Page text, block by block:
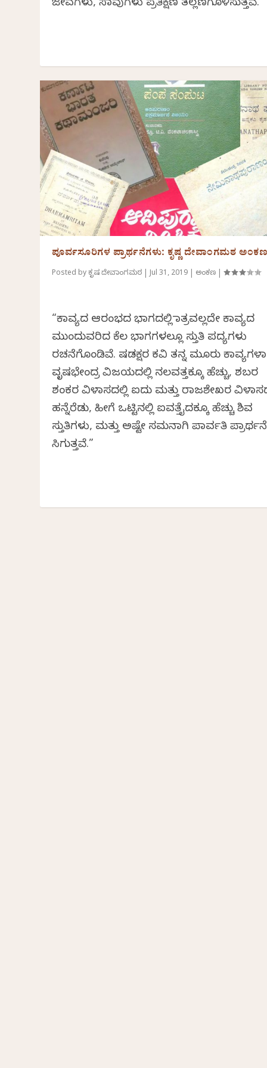
ಜೀವಗಳು, ಸಾವುಗಳು ಪ್ರತಿಕ್ಷಣ ತಲ್ಲಣಗೊಳಿಸುತ್ತವೆ.”
ಪೂರ್ವಸೂರಿಗಳ ಪ್ರಾರ್ಥನೆಗಳು: ಕೃಷ್ಣ ದೇವಾಂಗಮಠ
Posted byಕೃಷ್ಣ ದೇವಾಂಗಮಠ |Jul 31, 2019 ಅಂಕಣ |
“ಕಾವ್ಯದ ಆರಂಭದ ಭಾಗದಲ್ಲಿ ಮಾತ್ರವಲ್ಲದೇ ಕಾವ್ಯದ
ಮುಂದುವರಿದ ಕೆಲ ಭಾಗಗಳಲ್ಲೂ ಸ್ತುತಿ ಪದ್ಯಗಳು
ರಚನೆಗೊಂಡಿವೆ. ಷಡಕ್ಷರ ಕವಿ ತನ್ನ ಮೂರು
ವೃಷಭೇಂದ್ರ ವಿಜಯದಲ್ಲಿ ನಲವತ್ತಕ್ಕೂ ಹೆಚ್ಚು, ಶಬರ
ಶಂಕರ ವಿಳಾಸದಲ್ಲಿ ಐದು ಮತ್ತು ರಾಜಶೇಖರ
ಹನ್ನೆರೆಡು, ಹೀಗೆ ಒಟ್ಟಿನಲ್ಲಿ ಐವತ್ತೈದಕ್ಕೂ ಹೆಚ್ಚು ಶಿವ
ಸ್ತುತಿಗಳು, ಮತ್ತು ಅಷ್ಟೇ ಸಮನಾಗಿ ಪಾರ್ವತಿ
ಸಿಗುತ್ತವೆ.”